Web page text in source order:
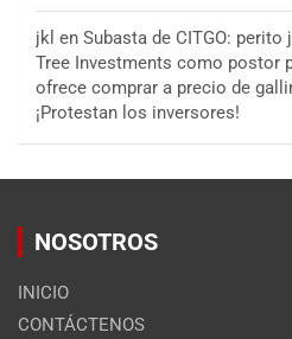
jkl en Subasta de CITGO:
Tree Investments como postor
ofrece comprar a precio de
¡Protestan los inversores!
NOSOTROS
INICIO
CONTÁCTENOS